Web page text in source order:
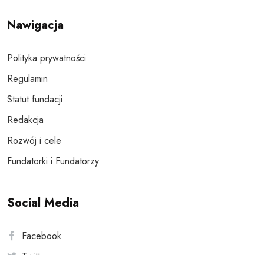
Nawigacja
Polityka prywatności
Regulamin
Statut fundacji
Redakcja
Rozwój i cele
Fundatorki i Fundatorzy
Social Media
Facebook